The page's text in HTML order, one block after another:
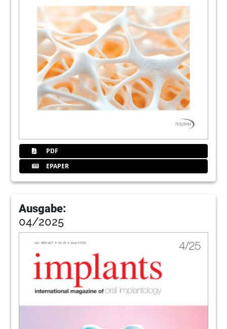
PDF
EPAPER
Ausgabe:
04/2025